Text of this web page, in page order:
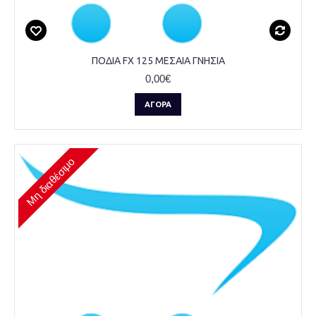
ΠΟΔΙΑ FX 125 ΜΕΣΑΙΑ ΓΝΗΣΙΑ
0,00€
ΑΓΟΡΆ
Μη διαθέσιμο